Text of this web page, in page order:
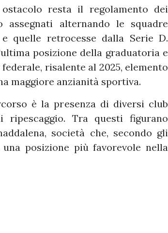
resta il regolamento dei
alternando le squadre
quelle retrocesse dalla Serie D.
posizione della graduatoria e
risalente al 2025, elemento
maggiore anzianità sportiva.
è la presenza di diversi club
ripescaggio. Tra questi figurano
società che, secondo gli
posizione più favorevole nella